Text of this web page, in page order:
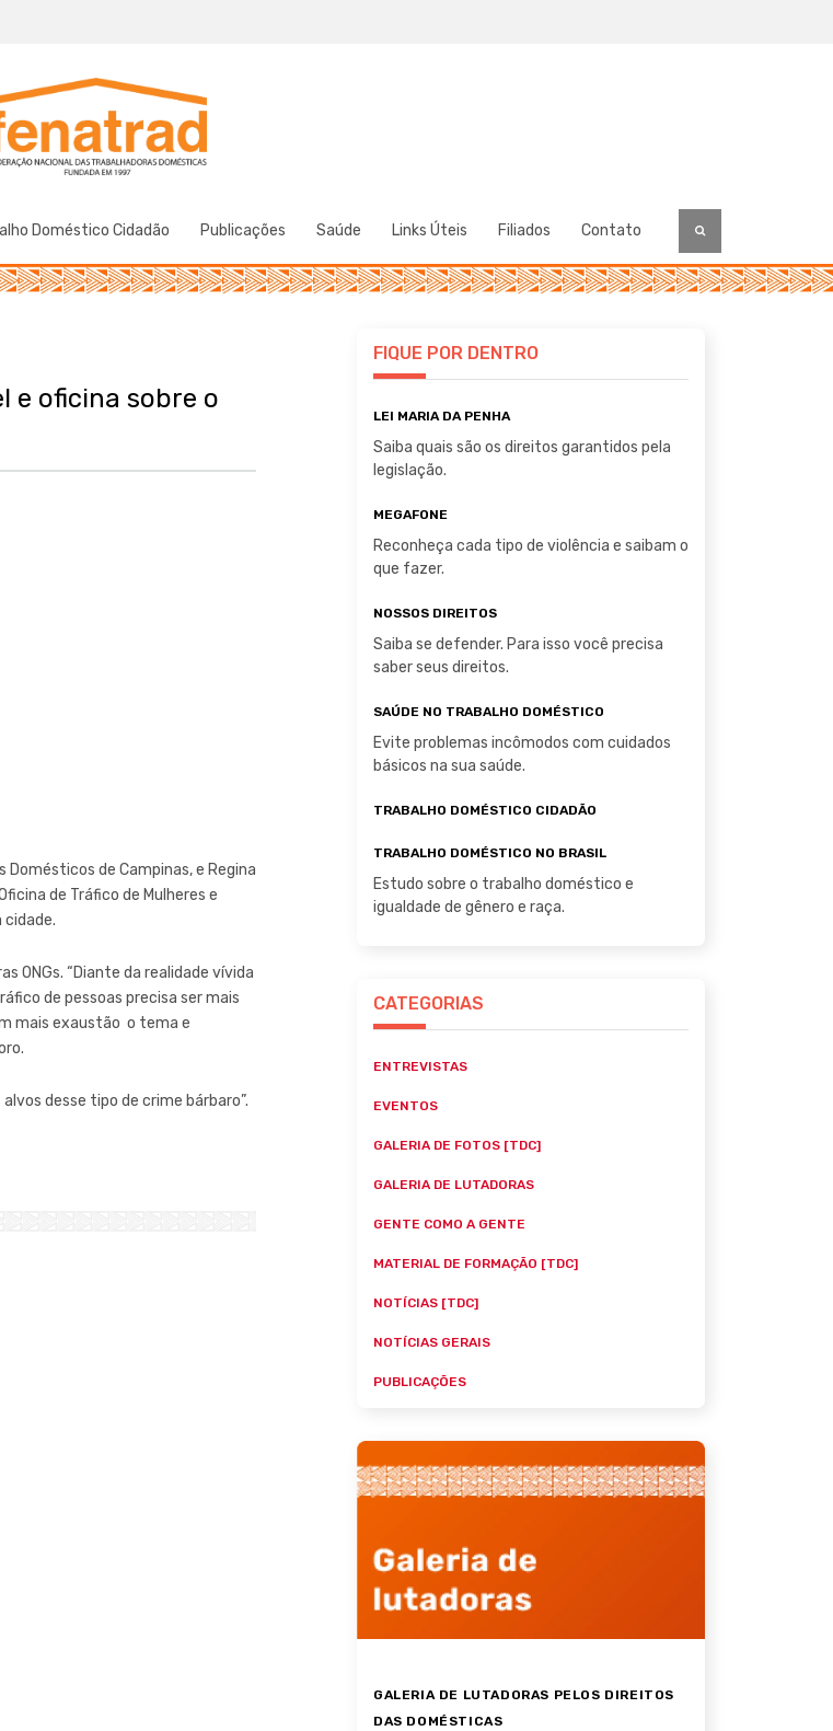
Fenatrad
das Trabalhadoras Domésticas
Doméstico Cidadão Publicações Saúde Links Úteis Filiados Contato
e oficina sobre o
de Campinas, e Regina
de Tráfico de Mulheres e
cidade.
ONGs. “Diante da realidade vívida
de pessoas precisa ser mais
mais exaustão o tema e
desse tipo de crime bárbaro”.
FIQUE POR DENTRO
LEI MARIA DA PENHA
Saiba quais são os direitos garantidos pela
legislação.
MEGAFONE
Reconheça cada tipo de violência e saibam o
que fazer.
NOSSOS DIREITOS
Saiba se defender. Para isso você precisa
saber seus direitos.
SAÚDE NO TRABALHO DOMÉSTICO
Evite problemas incômodos com cuidados
básicos na sua saúde.
TRABALHO DOMÉSTICO CIDADÃO
TRABALHO DOMÉSTICO NO BRASIL
Estudo sobre o trabalho doméstico e
igualdade de gênero e raça.
CATEGORIAS
ENTREVISTAS
EVENTOS
GALERIA DE FOTOS [TDC]
GALERIA DE LUTADORAS
GENTE COMO A GENTE
MATERIAL DE FORMAÇÃO [TDC]
NOTÍCIAS [TDC]
NOTÍCIAS GERAIS
PUBLICAÇÕES
GALERIA DE LUTADORAS PELOS DIREITOS
DAS DOMÉSTICAS